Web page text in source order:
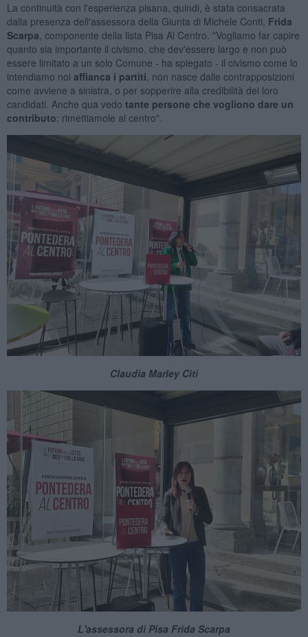
La continuità con l'esperienza pisana, quindi, è stata consacrata
dalla presenza dell'assessora della Giunta di Michele Conti, Frida
Scarpa, componente della lista Pisa Al Centro. "Vogliamo far capire
quanto sia importante il civismo, che dev'essere largo e non può
essere limitato a un solo Comune - ha spiegato - il civismo come lo
intendiamo noi affianca i partiti, non nasce dalle contrapposizioni
come avviene a sinistra, o per sopperire alla credibilità dei loro
candidati. Anche qua vedo tante persone che vogliono dare un
contributo: rimettiamole al centro".
Claudia Marley Citi
L'assessora di Pisa Frida Scarpa